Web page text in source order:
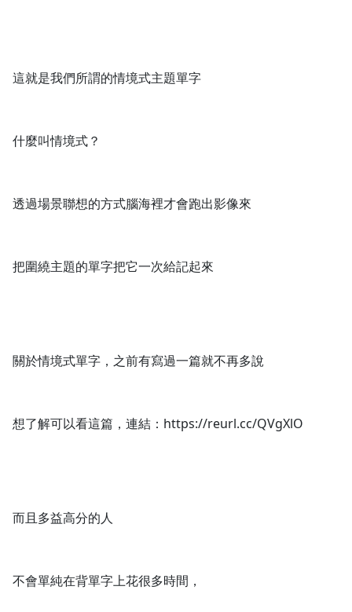
這就是我們所謂的情境式主題單字
什麼叫情境式？
透過場景聯想的方式腦海裡才會跑出影像來
把圍繞主題的單字把它一次給記起來
關於情境式單字，之前有寫過一篇就不再多說
想了解可以看這篇，連結：https://reurl.cc/QVgXlO
而且多益高分的人
不會單純在背單字上花很多時間，